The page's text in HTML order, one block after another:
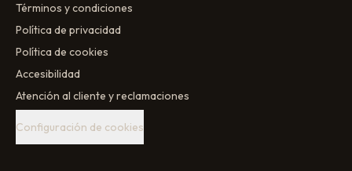
Términos y condiciones
Política de privacidad
Política de cookies
Accesibilidad
Atención al cliente y reclamaciones
Configuración de cookies